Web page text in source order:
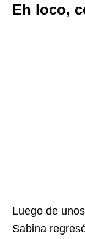
Eh loco,
Luego de
Sabina